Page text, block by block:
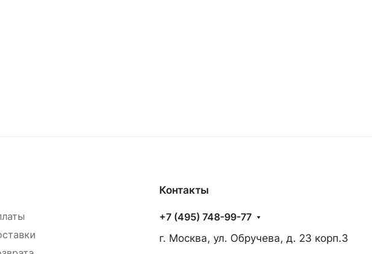
Контакты
+7 (495) 748-99-77
г. Москва, ул. Обручева, д. 23 корп.3